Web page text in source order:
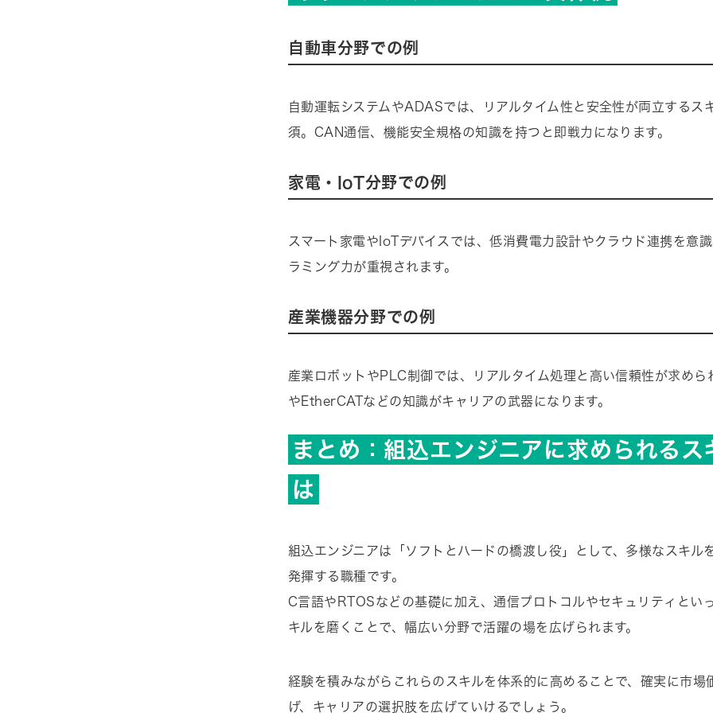
自動車分野での例
自動運転システムやADASでは、リアルタイム性と安全性が両立するス
須。CAN通信、機能安全規格の知識を持つと即戦力になります。
家電・IoT分野での例
スマート家電やIoTデバイスでは、低消費電力設計やクラウド連携を意
ラミング力が重視されます。
産業機器分野での例
産業ロボットやPLC制御では、リアルタイム処理と高い信頼性が求めら
やEtherCATなどの知識がキャリアの武器になります。
まとめ：組込エンジニアに求められるス
は
組込エンジニアは「ソフトとハードの橋渡し役」として、多様なスキル
発揮する職種です。
C言語やRTOSなどの基礎に加え、通信プロトコルやセキュリティとい
キルを磨くことで、幅広い分野で活躍の場を広げられます。
経験を積みながらこれらのスキルを体系的に高めることで、確実に市場
げ、キャリアの選択肢を広げていけるでしょう。